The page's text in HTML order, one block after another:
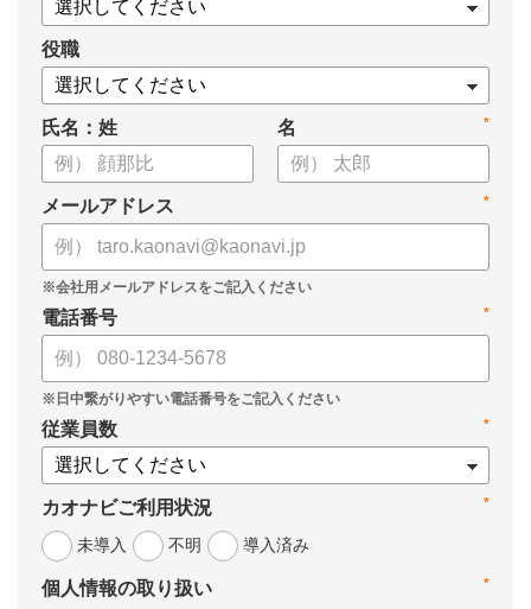
・経営戦略が「絵に描いた餅」になる3つの理由
・人材の見える化や評価制度連動など、実務対応のポイント
・カオナビを活用した組織マネジメントの底上げ
役職
氏名：姓 *
名
*
メールアドレス
*
電話番号
*
従業員数
*
カオナビご利用状況
未導入
不明 導入済み
*
個人情報の取り扱い